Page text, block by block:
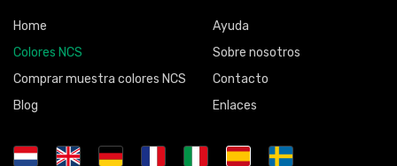
Home
Colores NCS
Comprar muestra colores NCS
Blog
Ayuda
Sobre nosotros
Contacto
Enlaces